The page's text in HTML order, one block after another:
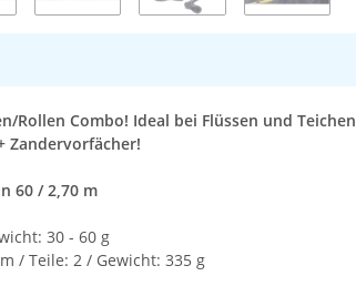
Rollen Combo! Ideal bei Flüssen und
Zandervorfächer!
60 / 2,70 m
30 - 60 g
/ Teile: 2 / Gewicht: 335 g